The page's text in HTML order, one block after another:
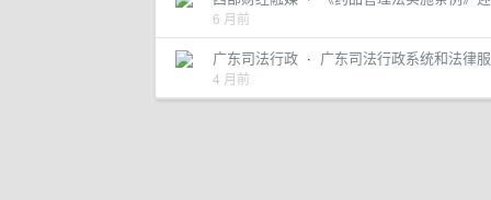
6 月前
广东司法行政 · 广东司法行政系统和法律
4 月前